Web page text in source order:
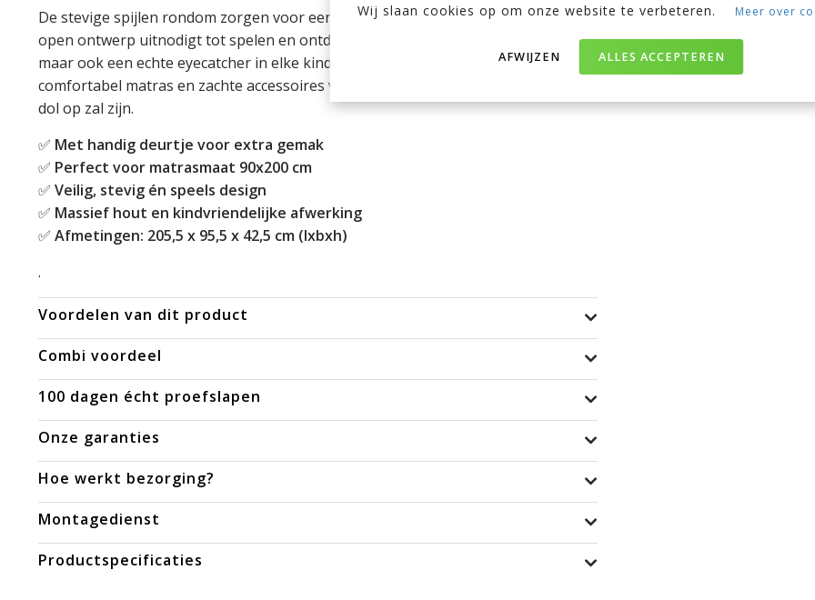
De stevige spijlen rondom zorgen voor een veilige slaapomgeving, terwijl het
open ontwerp uitnodigt tot spelen en ontdekken. Dit bed is niet alleen praktisch,
maar ook een echte eyecatcher in elke kinderkamer. Combineer het met een
comfortabel matras en zachte accessoires voor een knusse slaapplek waar je kind
dol op zal zijn.
✅ Met handig deurtje voor extra gemak
✅ Perfect voor matrasmaat 90x200 cm
✅ Veilig, stevig én speels design
✅ Massief hout en kindvriendelijke afwerking
✅ Afmetingen: 205,5 x 95,5 x 42,5 cm (lxbxh)
.
Voordelen van dit product
Combi voordeel
100 dagen écht proefslapen
Onze garanties
Hoe werkt bezorging?
Montagedienst
Productspecificaties
Wij slaan cookies op om onze website te verbeteren. Meer over
ALLES ACCEPTEREN
AFWIJZEN